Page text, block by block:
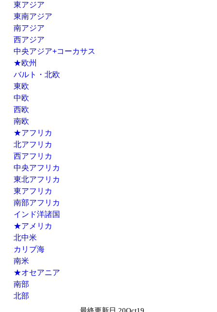
東アジア
東南アジア
南アジア
西アジア
中央アジア+コーカサス
★欧州
バルト・北欧
東欧
中欧
西欧
南欧
★アフリカ
北アフリカ
西アフリカ
中央アフリカ
東北アフリカ
東アフリカ
南部アフリカ
インド洋諸国
★アメリカ
北中米
カリブ海
南米
★オセアニア
南部
北部
最終更新日 20Oct19